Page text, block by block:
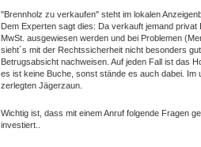
"Brennholz zu verkaufen" steht im lokalen
Dem Experten sagt dies: Da verkauft jemand
MwSt. ausgewiesen werden und bei Problemen
sieht´s mit der Rechtssicherheit nicht besonders
Betrugsabsicht nachweisen. Auf jeden Fall ist das
es ist keine Buche, sonst stände es auch dabei. Im
zerlegten Jägerzaun.
Wichtig ist, dass mit einem Anruf folgende Fragen
investiert..